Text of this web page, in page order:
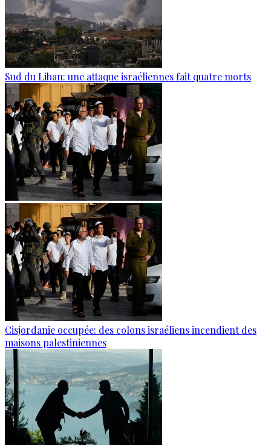
Sud du Liban: une attaque israéliennes fait quatre morts
Cisjordanie occupée: des colons israéliens incendient des
maisons palestiniennes